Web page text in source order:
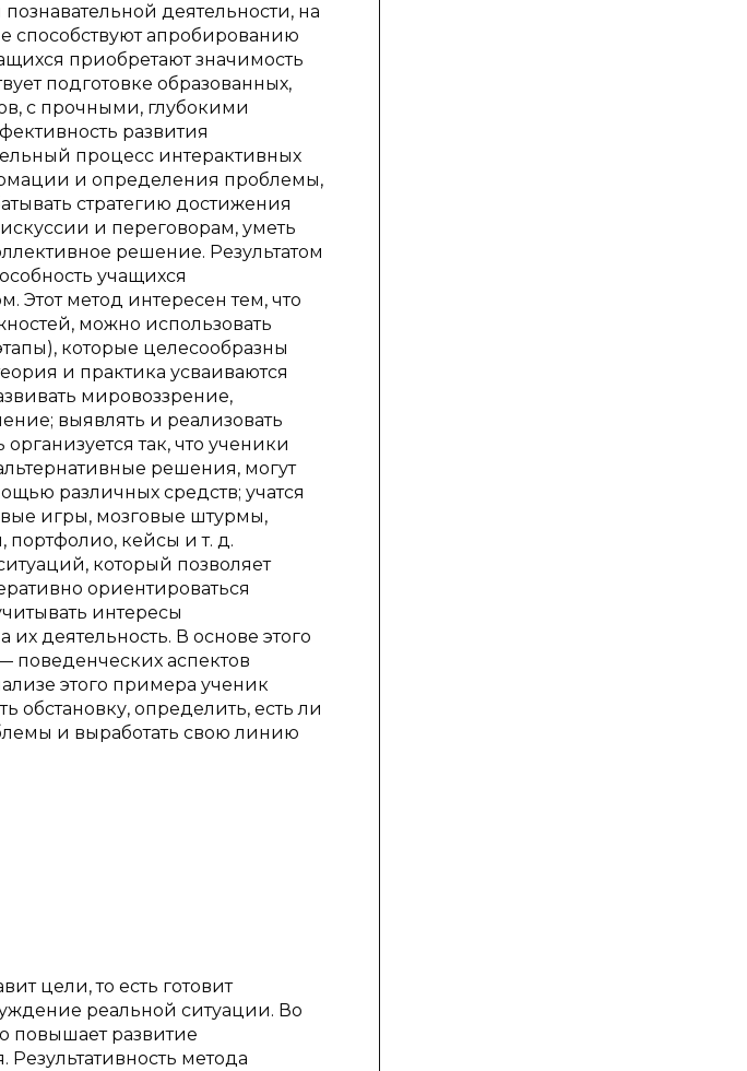
деятельности, на
способствуют апробированию
приобретают значимость
подготовке образованных,
с прочными, глубокими
развития
процесс интерактивных
и определения проблемы,
стратегию достижения
и переговорам, уметь
решение. Результатом
учащихся
Этот метод интересен тем, что
можно использовать
которые целесообразны
и практика усваиваются
мировоззрение,
выявлять и реализовать
так, что ученики
решения, могут
различных средств; учатся
игры, мозговые штурмы,
портфолио, кейсы и т. д.
который позволяет
ориентироваться
интересы
деятельность. В основе этого
поведенческих аспектов
этого примера ученик
обстановку, определить, есть ли
и выработать свою линию
цели, то есть готовит
реальной ситуации. Во
повышает развитие
метода